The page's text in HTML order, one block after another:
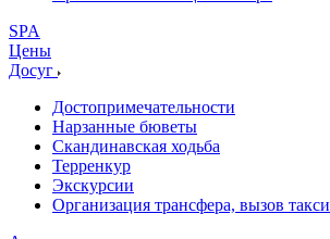
SPA
Цены
Досуг
Достопримечательности
Нарзанные бюветы
Скандинавская ходьба
Терренкур
Экскурсии
Организация трансфера, вызов такси